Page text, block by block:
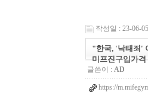
작성일 : 23-06-
"한국, '낙태죄'
미프진구입가격
글쓴이 : AD
https://